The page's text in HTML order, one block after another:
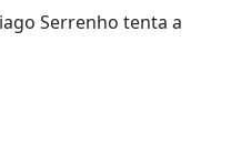
Serrenho tenta a